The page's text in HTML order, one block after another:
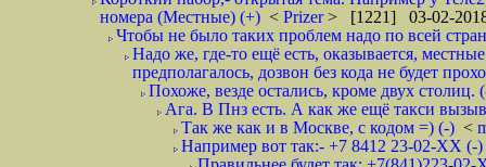
номера (Местные) (+) < Prizer> [1221] 03-02-
Чтобы не было таких проблем надо по всей
Надо же, где-то ещё есть, оказывается,
предполагалось, дозвон без кода не будет
Похоже, везде остались, кроме двух
Ага. В Пнз есть. А как же ещё такси
Так же как и в Москве, с кодом =) (-) <
Например вот так:- +7 8412 23-02-ХХ (-